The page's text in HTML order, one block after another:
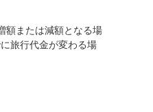
額または減額となる場
旅行代金が変わる場